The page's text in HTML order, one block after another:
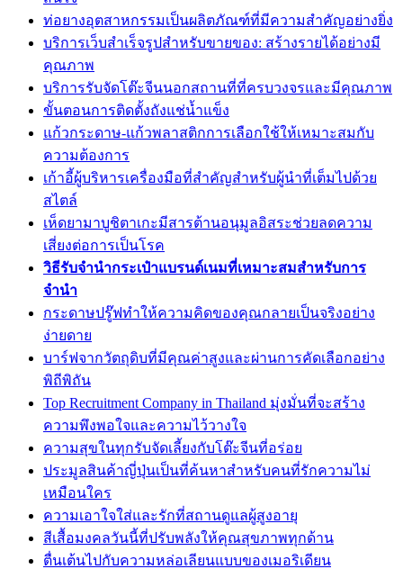
ท่อยางอุตสาหกรรมเป็นผลิตภัณฑ์ที่มีความสำคัญอย่างยิ่ง
บริการเว็บสำเร็จรูปสำหรับขายของ: สร้างรายได้อย่างมี
คุณภาพ
บริการรับจัดโต๊ะจีนนอกสถานที่ที่ครบวงจรและมีคุณภาพ
ขั้นตอนการติดตั้งถังแช่น้ำแข็ง
แก้วกระดาษ-แก้วพลาสติกการเลือกใช้ให้เหมาะสมกับ
ความต้องการ
เก้าอี้ผู้บริหารเครื่องมือที่สำคัญสำหรับผู้นำที่เต็มไปด้วย
สไตล์
เห็ดยามาบูชิตาเกะมีสารต้านอนุมูลอิสระช่วยลดความ
เสี่ยงต่อการเป็นโรค
วิธีรับจำนำกระเป๋าแบรนด์เนมที่เหมาะสมสำหรับการ
จำนำ
กระดาษปรู๊ฟทำให้ความคิดของคุณกลายเป็นจริงอย่าง
ง่ายดาย
บาร์ฟจากวัตถุดิบที่มีคุณค่าสูงและผ่านการคัดเลือกอย่าง
พิถีพิถัน
Top Recruitment Company in Thailand มุ่งมั่นที่จะสร้าง
ความพึงพอใจและความไว้วางใจ
ความสุขในทุกรับจัดเลี้ยงกับโต๊ะจีนที่อร่อย
ประมูลสินค้าญี่ปุ่นเป็นที่ค้นหาสำหรับคนที่รักความไม่
เหมือนใคร
ความเอาใจใส่และรักที่สถานดูแลผู้สูงอายุ
สีเสื้อมงคลวันนี้ที่ปรับพลังให้คุณสุขภาพทุกด้าน
ตื่นเต้นไปกับความหล่อเลียนแบบของเมอริเดียน